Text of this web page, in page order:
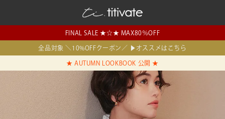
FINAL SALE ★☆★ MAX80％OFF
全品対象 ＼10%OFFクーポン／ ▶オススメはこちら
★ AUTUMN LOOKBOOK 公開 ★